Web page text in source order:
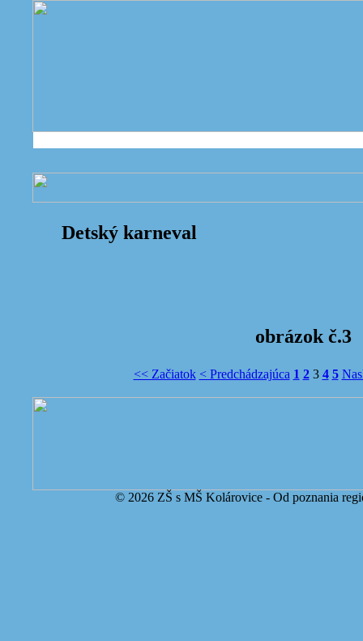
Detský karneval
obrázok č.3
<< Začiatok < Predchádzajúca 1 2 3 4 5
© 2026 ZŠ s MŠ Kolárovice - Od poznania